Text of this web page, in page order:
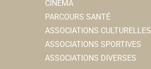
CINÉMA
PARCOURS SANTÉ
ASSOCIATIONS CULTURELLES
ASSOCIATIONS SPORTIVES
ASSOCIATIONS DIVERSES